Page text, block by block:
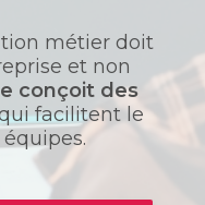
métier doit
et non
conçoit des
facilitent le